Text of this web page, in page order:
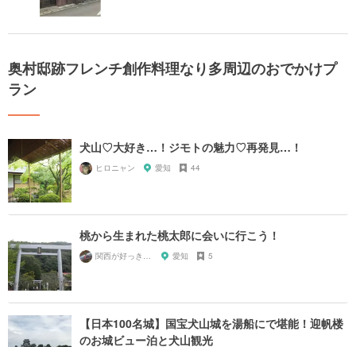
奥村邸跡フレンチ創作料理なり多周辺のおでかけプ
ラン
犬山♡大好き…！ジモトの魅力♡再発見…！
ヒロニャン 愛知 44
桃から生まれた桃太郎に会いに行こう！
関西が好っきゃねん 愛知 5
【日本100名城】国宝犬山城を湯船にで堪能！迎帆楼
のお城ビュー泊と犬山観光